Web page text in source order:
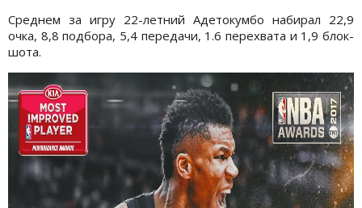
Среднем за игру 22-летний Адетокумбо набирал 22,9
очка, 8,8 подбора, 5,4 передачи, 1.6 перехвата и 1,9 блок-
шота.